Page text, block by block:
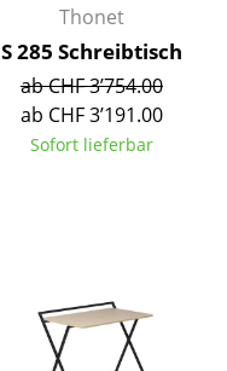
Thonet
S 285 Schreibtisch
ab CHF 3’754.00
ab CHF 3’191.00
Sofort lieferbar